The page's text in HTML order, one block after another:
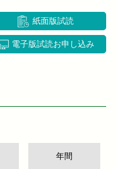
紙面版試読
電子版試読お申し込み
年間